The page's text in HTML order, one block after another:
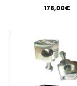
178,00€